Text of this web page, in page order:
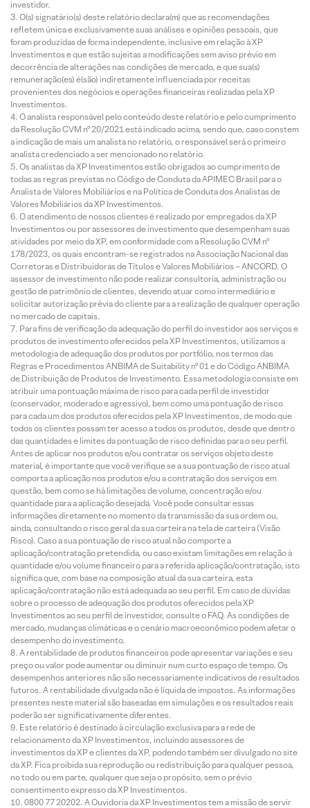
investidor.
O(s) signatário(s) deste relatório declara(m) que as recomendações
refletem única e exclusivamente suas análises e opiniões pessoais, que
foram produzidas de forma independente, inclusive em relação à XP
Investimentos e que estão sujeitas a modificações sem aviso prévio em
decorrência de alterações nas condições de mercado, e que sua(s)
remuneração(es) é(são) indiretamente influenciada por receitas
provenientes dos negócios e operações financeiras realizadas pela XP
Investimentos.
O analista responsável pelo conteúdo deste relatório e pelo cumprimento
da Resolução CVM nº 20/2021 está indicado acima, sendo que, caso constem
a indicação de mais um analista no relatório, o responsável será o primeiro
analista credenciado a ser mencionado no relatório.
Os analistas da XP Investimentos estão obrigados ao cumprimento de
todas as regras previstas no Código de Conduta da APIMEC Brasil para o
Analista de Valores Mobiliários e na Política de Conduta dos Analistas de
Valores Mobiliários da XP Investimentos.
O atendimento de nossos clientes é realizado por empregados da XP
Investimentos ou por assessores de investimento que desempenham suas
atividades por meio da XP, em conformidade com a Resolução CVM nº
178/2023, os quais encontram-se registrados na Associação Nacional das
Corretoras e Distribuidoras de Títulos e Valores Mobiliários – ANCORD. O
assessor de investimento não pode realizar consultoria, administração ou
gestão de patrimônio de clientes, devendo atuar como intermediário e
solicitar autorização prévia do cliente para a realização de qualquer operação
no mercado de capitais.
Para fins de verificação da adequação do perfil do investidor aos serviços e
produtos de investimento oferecidos pela XP Investimentos, utilizamos a
metodologia de adequação dos produtos por portfólio, nos termos das
Regras e Procedimentos ANBIMA de Suitability nº 01 e do Código ANBIMA
de Distribuição de Produtos de Investimento. Essa metodologia consiste em
atribuir uma pontuação máxima de risco para cada perfil de investidor
(conservador, moderado e agressivo), bem como uma pontuação de risco
para cada um dos produtos oferecidos pela XP Investimentos, de modo que
todos os clientes possam ter acesso a todos os produtos, desde que dentro
das quantidades e limites da pontuação de risco definidas para o seu perfil.
Antes de aplicar nos produtos e/ou contratar os serviços objeto deste
material, é importante que você verifique se a sua pontuação de risco atual
comporta a aplicação nos produtos e/ou a contratação dos serviços em
questão, bem como se há limitações de volume, concentração e/ou
quantidade para a aplicação desejada. Você pode consultar essas
informações diretamente no momento da transmissão da sua ordem ou,
ainda, consultando o risco geral da sua carteira na tela de carteira (Visão
Risco). Caso a sua pontuação de risco atual não comporte a
aplicação/contratação pretendida, ou caso existam limitações em relação à
quantidade e/ou volume financeiro para a referida aplicação/contratação, isto
significa que, com base na composição atual da sua carteira, esta
aplicação/contratação não está adequada ao seu perfil. Em caso de dúvidas
sobre o processo de adequação dos produtos oferecidos pela XP
Investimentos ao seu perfil de investidor, consulte o FAQ. As condições de
mercado, mudanças climáticas e o cenário macroeconômico podem afetar o
desempenho do investimento.
A rentabilidade de produtos financeiros pode apresentar variações e seu
preço ou valor pode aumentar ou diminuir num curto espaço de tempo. Os
desempenhos anteriores não são necessariamente indicativos de resultados
futuros. A rentabilidade divulgada não é líquida de impostos. As informações
presentes neste material são baseadas em simulações e os resultados reais
poderão ser significativamente diferentes.
Este relatório é destinado à circulação exclusiva para a rede de
relacionamento da XP Investimentos, incluindo assessores de
investimentos da XP e clientes da XP, podendo também ser divulgado no site
da XP. Fica proibida sua reprodução ou redistribuição para qualquer pessoa,
no todo ou em parte, qualquer que seja o propósito, sem o prévio
consentimento expresso da XP Investimentos.
0800 77 20202. A Ouvidoria da XP Investimentos tem a missão de servir